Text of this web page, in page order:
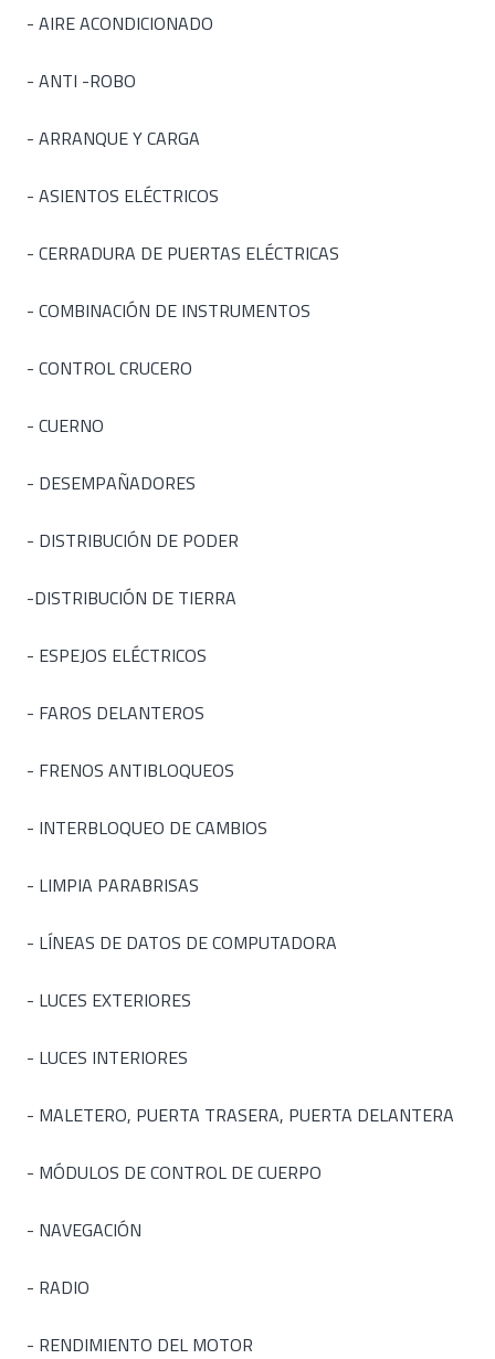
- AIRE ACONDICIONADO
- ANTI -ROBO
- ARRANQUE Y CARGA
- ASIENTOS ELÉCTRICOS
- CERRADURA DE PUERTAS ELÉCTRICAS
- COMBINACIÓN DE INSTRUMENTOS
- CONTROL CRUCERO
- CUERNO
- DESEMPAÑADORES
- DISTRIBUCIÓN DE PODER
-DISTRIBUCIÓN DE TIERRA
- ESPEJOS ELÉCTRICOS
- FAROS DELANTEROS
- FRENOS ANTIBLOQUEOS
- INTERBLOQUEO DE CAMBIOS
- LIMPIA PARABRISAS
- LÍNEAS DE DATOS DE COMPUTADORA
- LUCES EXTERIORES
- LUCES INTERIORES
- MALETERO, PUERTA TRASERA, PUERTA DELANTERA
- MÓDULOS DE CONTROL DE CUERPO
- NAVEGACIÓN
- RADIO
- RENDIMIENTO DEL MOTOR